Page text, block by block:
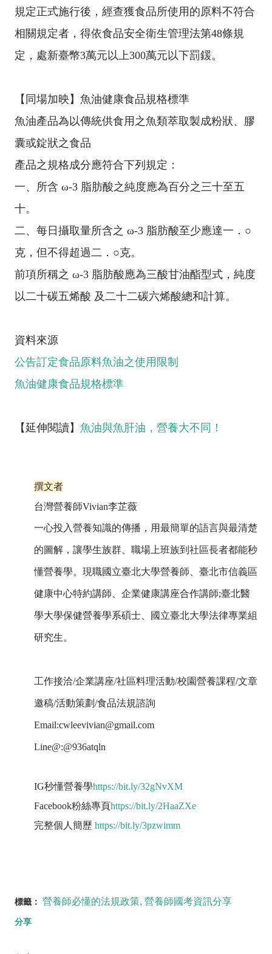
規定正式施行後，經查獲食品所使用的原料不符合
相關規定者，得依食品安全衛生管理法第48條規
定，處新臺幣3萬元以上300萬元以下罰鍰。
【同場加映】魚油健康食品規格標準
魚油產品為以傳統供食用之魚類萃取製成粉狀、膠
囊或錠狀之食品
產品之規格成分應符合下列規定：
一、所含 ω-3 脂肪酸之純度應為百分之三十至五
十。
二、每日攝取量所含之 ω-3 脂肪酸至少應達一．○
克，但不得超過二．○克。
前項所稱之 ω-3 脂肪酸應為三酸甘油酯型式，純度
以二十碳五烯酸 及二十二碳六烯酸總和計算。
資料來源
公告訂定食品原料魚油之使用限制
魚油健康食品規格標準
【延伸閱讀】 魚油與魚肝油，營養大不同！
撰文者
台灣營養師Vivian李芷薇
一心投入營養知識的傳播，用最簡單的語言與最清楚
的圖解，讓學生族群、職場上班族到社區長者都能秒
懂營養學。現職國立臺北大學營養師、臺北市信義區
健康中心特約講師、企業健康講座合作講師;臺北醫
學大學保健營養學系碩士、國立臺北大學法律專業組
研究生。
工作接洽/企業講座/社區料理活動/校園營養課程/文章
邀稿/活動策劃/食品法規諮詢
Email:cwleevivian@gmail.com
Line@:@936atqln
IG秒懂營養學https://bit.ly/32gNvXM
Facebook粉絲專頁https://bit.ly/2HaaZXe
完整個人簡歷 https://bit.ly/3pzwimm
標籤： 營養師必懂的法規政策 營養師國考資訊分享
分享